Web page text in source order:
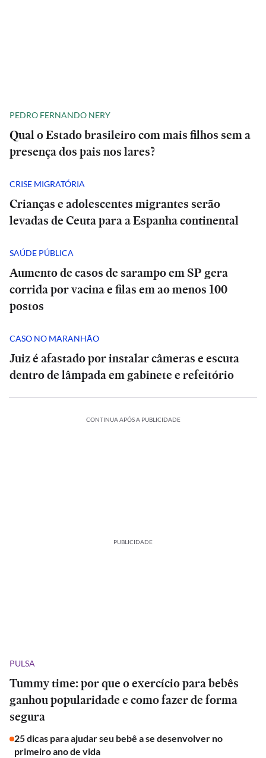
PEDRO FERNANDO NERY
Qual o Estado brasileiro com mais filhos sem a
presença dos pais nos lares?
CRISE MIGRATÓRIA
Crianças e adolescentes migrantes serão
levadas de Ceuta para a Espanha continental
SAÚDE PÚBLICA
Aumento de casos de sarampo em SP gera
corrida por vacina e filas em ao menos 100
postos
CASO NO MARANHÃO
Juiz é afastado por instalar câmeras e escuta
dentro de lâmpada em gabinete e refeitório
CONTINUA APÓS A PUBLICIDADE
PUBLICIDADE
PULSA
Tummy time: por que o exercício para bebês
ganhou popularidade e como fazer de forma
segura
25 dicas para ajudar seu bebê a se desenvolver no
primeiro ano de vida